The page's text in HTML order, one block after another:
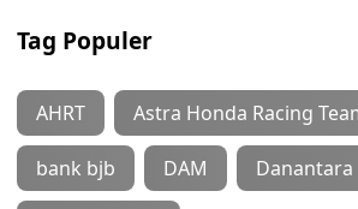
Tag Populer
AHRT Astra Honda Racing
bank bjb DAM